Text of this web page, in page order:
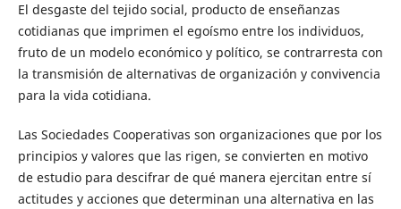
El desgaste del tejido social, producto de enseñanzas
cotidianas que imprimen el egoísmo entre los individuos,
fruto de un modelo económico y político, se contrarresta con
la transmisión de alternativas de organización y convivencia
para la vida cotidiana.
Las Sociedades Cooperativas son organizaciones que por los
principios y valores que las rigen, se convierten en motivo
de estudio para descifrar de qué manera ejercitan entre sí
actitudes y acciones que determinan una alternativa en las